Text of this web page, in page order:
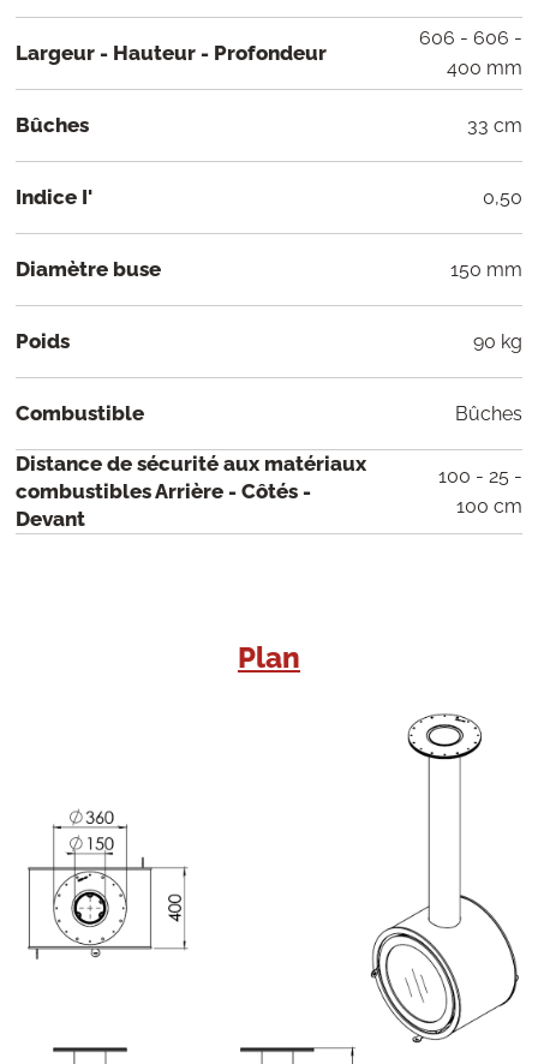
Largeur - Hauteur - Profondeur
606 - 606 -
400 mm
Bûches 33 cm
Indice I' 0,50
Diamètre buse 150 mm
Poids 90 kg
Combustible Bûches
Distance de sécurité aux matériaux
combustibles Arrière - Côtés -
Devant
100 - 25 -
100 cm
Plan